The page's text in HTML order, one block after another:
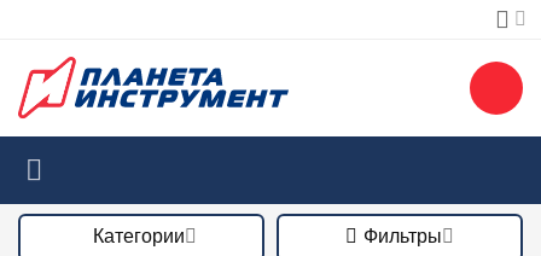
Категории Фильтры